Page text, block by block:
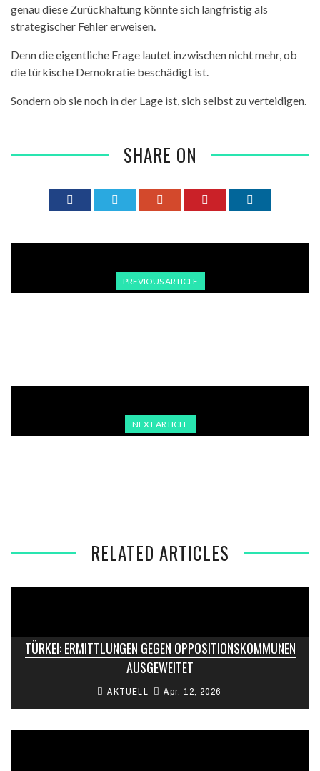
genau diese Zurückhaltung könnte sich langfristig als
strategischer Fehler erweisen.
Denn die eigentliche Frage lautet inzwischen nicht mehr, ob
die türkische Demokratie beschädigt ist.
Sondern ob sie noch in der Lage ist, sich selbst zu verteidigen.
SHARE ON
PREVIOUS ARTICLE
NEXT ARTICLE
RELATED ARTICLES
TÜRKEI: ERMITTLUNGEN GEGEN OPPOSITIONSKOMMUNEN
AUSGEWEITET
AKTUELL Apr. 12, 2026